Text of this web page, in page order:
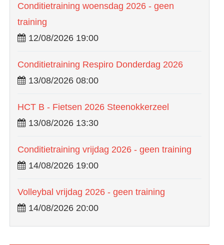
Conditietraining woensdag 2026 - geen
training
12/08/2026 19:00
Conditietraining Respiro Donderdag 2026
13/08/2026 08:00
HCT B - Fietsen 2026 Steenokkerzeel
13/08/2026 13:30
Conditietraining vrijdag 2026 - geen training
14/08/2026 19:00
Volleybal vrijdag 2026 - geen training
14/08/2026 20:00